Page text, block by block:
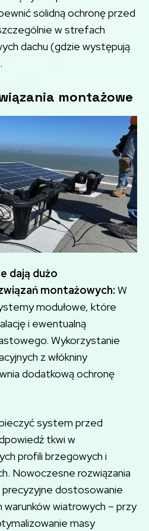
solidną ochronę przed
w strefach
dachu (gdzie występują
montażowe
dają dużo
montażowych: W
modułowe, które
i ewentualną
Wykorzystanie
z włókniny
dodatkową ochronę
system przed
tkwi w
profili brzegowych i
Nowoczesne rozwiązania
precyzyjne dostosowanie
warunków wiatrowych – przy
masy